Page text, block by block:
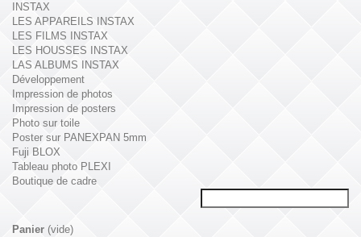
INSTAX
LES APPAREILS INSTAX
LES FILMS INSTAX
LES HOUSSES INSTAX
LAS ALBUMS INSTAX
Développement
Impression de photos
Impression de posters
Photo sur toile
Poster sur PANEXPAN 5mm
Fuji BLOX
Tableau photo PLEXI
Boutique de cadre
Panier (vide)